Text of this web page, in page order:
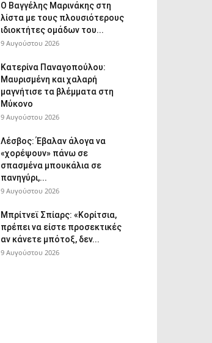
Ο Βαγγέλης Μαρινάκης στη
λίστα με τους πλουσιότερους
ιδιοκτήτες ομάδων του...
9 Αυγούστου 2026
Κατερίνα Παναγοπούλου:
Μαυρισμένη και χαλαρή
μαγνήτισε τα βλέμματα στη
Μύκονο
9 Αυγούστου 2026
Λέσβος: Έβαλαν άλογα να
«χορέψουν» πάνω σε
σπασμένα μπουκάλια σε
πανηγύρι,...
9 Αυγούστου 2026
Μπρίτνεϊ Σπίαρς: «Κορίτσια,
πρέπει να είστε προσεκτικές
αν κάνετε μπότοξ, δεν...
9 Αυγούστου 2026